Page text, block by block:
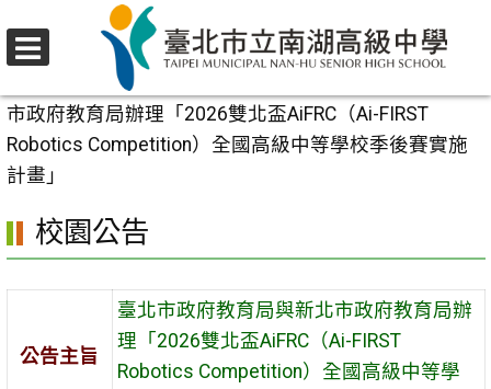
至
要
內
容
校園公告
市政府教育局辦理「2026雙北盃AiFRC（Ai-FIRST
Robotics Competition）全國高級中等學校季後賽實施
計畫」
校園公告
公告主旨
臺北市政府教育局與新北市政府教育局辦
理「2026雙北盃AiFRC（Ai-FIRST
Robotics Competition）全國高級中等學
選
單